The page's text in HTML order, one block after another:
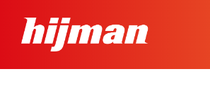
naar
inhoud